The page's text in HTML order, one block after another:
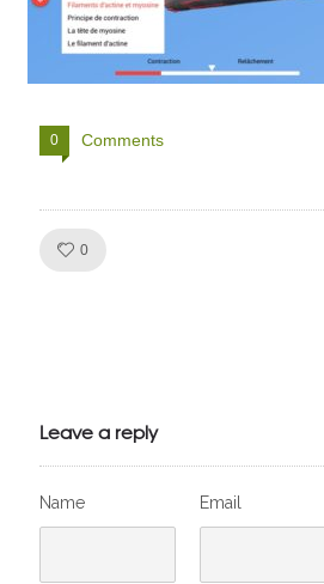
0 Comments
0
Leave a reply
Name Email